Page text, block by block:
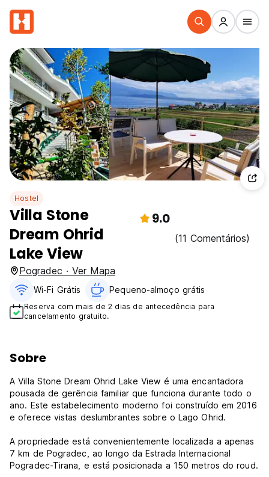
Hostel
Villa Stone
Dream Ohrid
Lake View
9.0
(11 Comentários)
Pogradec · Ver Mapa
Wi-Fi Grátis Pequeno-almoço grátis
Reserva com mais de 2 dias de antecedência para
cancelamento gratuito.
Sobre
A Villa Stone Dream Ohrid Lake View é uma encantadora
pousada de gerência familiar que funciona durante todo o
ano. Este estabelecimento moderno foi construído em 2016
e oferece vistas deslumbrantes sobre o Lago Ohrid.
A propriedade está convenientemente localizada a apenas
7 km de Pogradec, ao longo da Estrada Internacional
Pogradec-Tirana, e está posicionada a 150 metros do roud.